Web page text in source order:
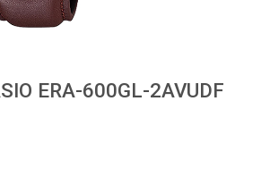
ERA-600GL-2AVUDF